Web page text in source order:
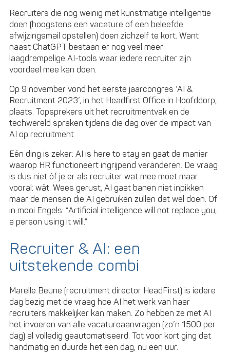
Recruiters die nog weinig met kunstmatige intelligentie
doen (hoogstens een vacature of een beleefde
afwijzingsmail opstellen) doen zichzelf te kort. Want
naast ChatGPT bestaan er nog veel meer
laagdrempelige AI-tools waar iedere recruiter zijn
voordeel mee kan doen.
Op 9 november vond het eerste jaarcongres ‘AI &
Recruitment 2023’, in het Headfirst Office in Hoofddorp,
plaats. Topsprekers uit het recruitmentvak en de
techwereld spraken tijdens die dag over de impact van
AI op recruitment.
Eén ding is zeker: AI is here to stay en gaat de manier
waarop HR functioneert ingrijpend veranderen. De vraag
is dus niet óf je er als recruiter wat mee moet maar
vooral: wát. Wees gerust, AI gaat banen niet inpikken
maar de mensen die AI gebruiken zullen dat wel doen. Of
in mooi Engels: “Artificial intelligence will not replace you,
a person using it will.”
Recruiter & AI: een
uitstekende combi
Marelle Beune (recruitment director HeadFirst) is iedere
dag bezig met de vraag hoe AI het werk van haar
recruiters makkelijker kan maken. Zo hebben ze met AI
het invoeren van alle vacatureaanvragen (zo’n 1500 per
dag) al volledig geautomatiseerd. Tot voor kort ging dat
handmatig en duurde het een dag, nu een uur.